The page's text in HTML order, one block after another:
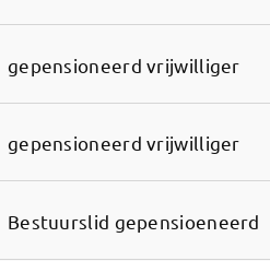
gepensioneerd vrijwilliger
gepensioneerd vrijwilliger
Bestuurslid gepensioeneerd